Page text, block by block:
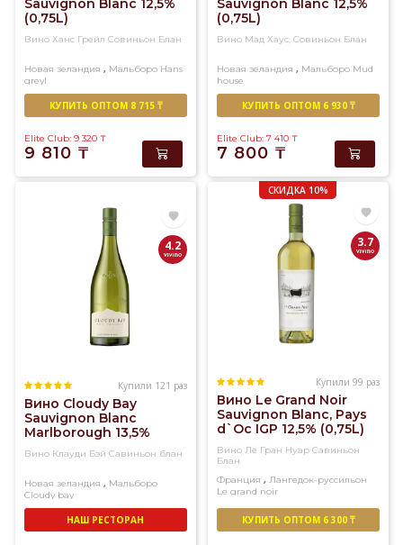
Sauvignon Blanc 12,5%
(0,75L)
Вино Ханс Грейл Совиньон Блан
Новая зеландия , Мальборо Hans
greyl
Белое Сухое
КУПИТЬ ОПТОМ 8 715 ₸
Elite Club: 9 320 ₸
9 810 ₸
Sauvignon Blanc 12,5%
(0,75L)
Вино Мад Хаус, Совиньон Блан
Новая зеландия , Мальборо Mud
house
Белое Сухое
КУПИТЬ ОПТОМ 6 930 ₸
Elite Club: 7 410 ₸
7 800 ₸
4.2
Купили 121 раз
Вино Cloudy Bay
Sauvignon Blanc
Marlborough 13,5%
(0,75L)
Вино Клауди Бэй Савиньон блан
Новая зеландия , Мальборо
Cloudy bay
Белое Сухое
НАШ РЕСТОРАН
СКИДКА 10%
3.7
Купили 99 раз
Вино Le Grand Noir
Sauvignon Blanc, Pays
d`Oc IGP 12,5% (0,75L)
Вино Ле Гран Нуар Савиньон
Блан
Франция , Лангедок-руссильон
Le grand noir
КУПИТЬ ОПТОМ 6 300 ₸